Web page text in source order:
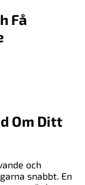
Få
Om Ditt
och
snabbt. En